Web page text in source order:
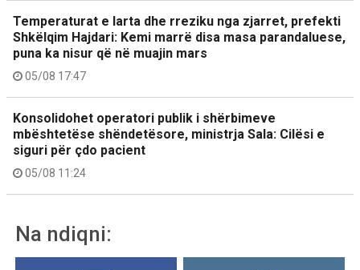
Temperaturat e larta dhe rreziku nga zjarret, prefekti
Shkëlqim Hajdari: Kemi marrë disa masa parandaluese,
puna ka nisur që në muajin mars
05/08 17:47
Konsolidohet operatori publik i shërbimeve
mbështetëse shëndetësore, ministrja Sala: Cilësi e
siguri për çdo pacient
05/08 11:24
Na ndiqni: